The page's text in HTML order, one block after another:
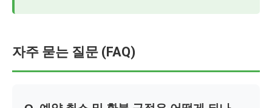
자주 묻는 질문 (FAQ)